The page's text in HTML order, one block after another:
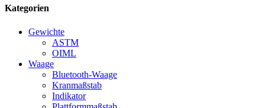
Kategorien
Gewichte
ASTM
OIML
Waage
Bluetooth-Waage
Kranmaßstab
Indikator